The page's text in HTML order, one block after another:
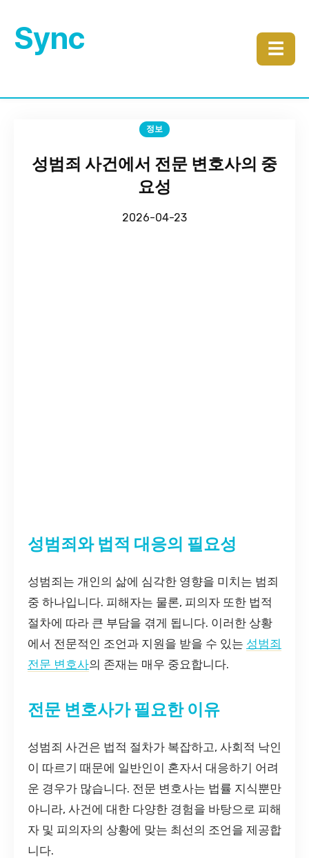
Sync ☰
정보
성범죄 사건에서 전문 변호사의 중
요성
2026-04-23
성범죄와 법적 대응의 필요성
성범죄는 개인의 삶에 심각한 영향을 미치는 범죄
중 하나입니다. 피해자는 물론, 피의자 또한 법적
절차에 따라 큰 부담을 겪게 됩니다. 이러한 상황
에서 전문적인 조언과 지원을 받을 수 있는 성범죄
전문 변호사의 존재는 매우 중요합니다.
전문 변호사가 필요한 이유
성범죄 사건은 법적 절차가 복잡하고, 사회적 낙인
이 따르기 때문에 일반인이 혼자서 대응하기 어려
운 경우가 많습니다. 전문 변호사는 법률 지식뿐만
아니라, 사건에 대한 다양한 경험을 바탕으로 피해
자 및 피의자의 상황에 맞는 최선의 조언을 제공합
니다.